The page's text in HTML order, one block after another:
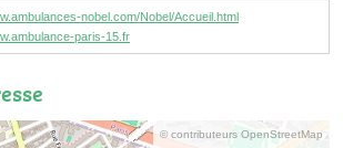
nobel.com/Nobel/Accueil.html
paris-15.fr
© contributeurs OpenStreetMap